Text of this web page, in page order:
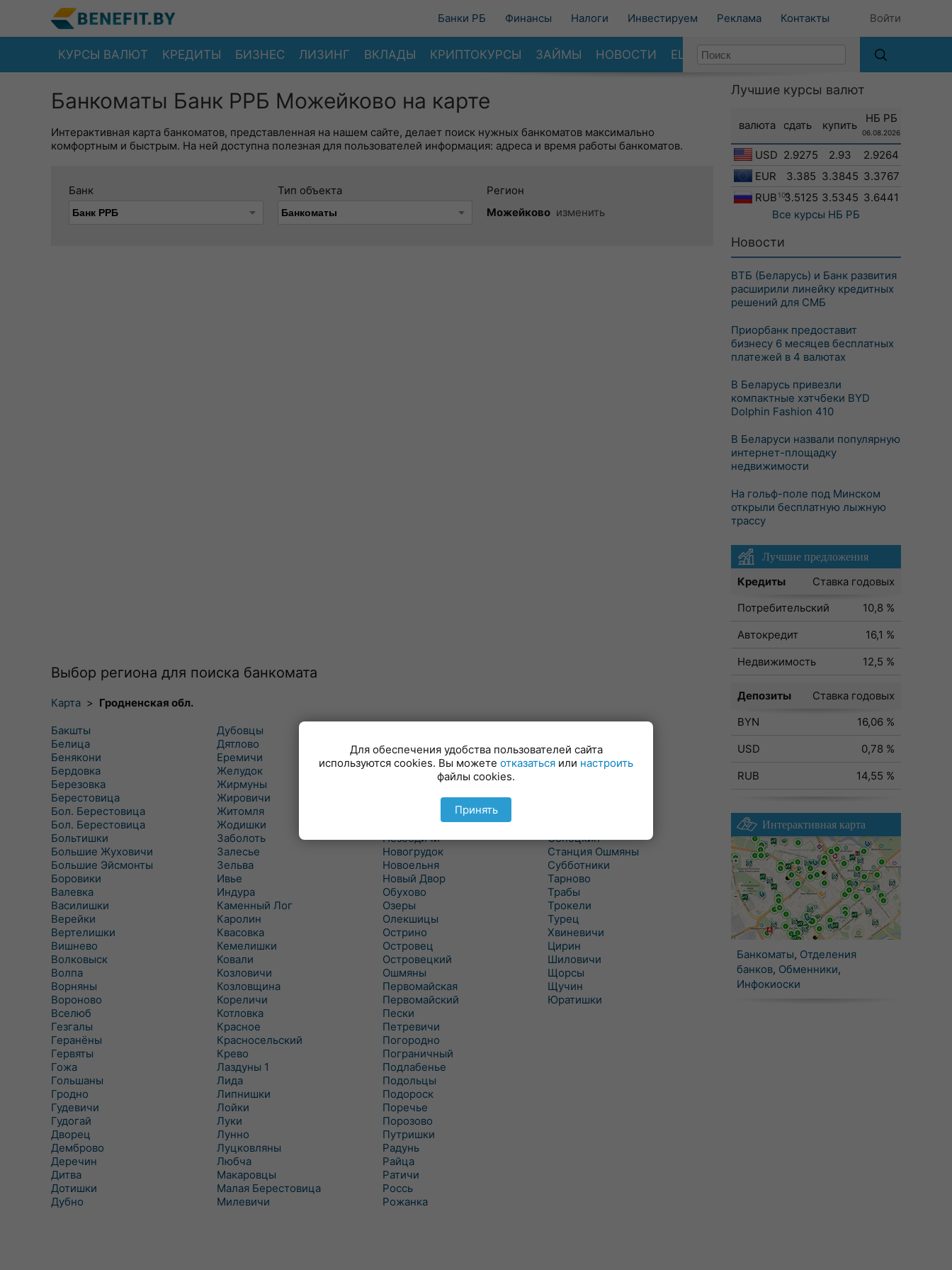
Банки РБ Финансы Налоги Инвестируем Реклама Контакты Войти
КУРСЫ ВАЛЮТ КРЕДИТЫ БИЗНЕС ЛИЗИНГ ВКЛАДЫ КРИПТОКУРСЫ ЗАЙМЫ НОВОСТИ ЕЩЕ
Банкоматы Банк РРБ Можейково на карте
Интерактивная карта банкоматов, представленная на нашем сайте, делает поиск нужных банкоматов максимально
комфортным и быстрым. На ней доступна полезная для пользователей информация: адреса и время работы банкоматов.
Банк Тип объекта
Регион
Можейково изменить
Выбор региона для поиска банкомата
Карта > Гродненская обл.
Бакшты
Белица
Бенякони
Бердовка
Березовка
Берестовица
Бол. Берестовица
Бол. Берестовица
Больтишки
Большие Жуховичи
Большие Эйсмонты
Боровики
Валевка
Василишки
Верейки
Вертелишки
Вишнево
Волковыск
Волпа
Ворняны
Вороново
Вселюб
Гезгалы
Геранёны
Гервяты
Гожа
Гольшаны
Гродно
Гудевичи
Гудогай
Дворец
Демброво
Деречин
Дитва
Дотишки
Дубно
Дубовцы
Дятлово
Еремичи
Желудок
Жирмуны
Жировичи
Житомля
Жодишки
Заболоть
Залесье
Зельва
Ивье
Индура
Каменный Лог
Каролин
Квасовка
Кемелишки
Ковали
Козловичи
Козловщина
Кореличи
Котловка
Красное
Красносельский
Крево
Лаздуны 1
Лида
Липнишки
Лойки
Луки
Лунно
Луцковляны
Любча
Макаровцы
Малая Берестовица
Милевичи
Мир
Михалишки
Можейково
Мосты Правые
Незбодичи
Новогрудок
Новоельня
Новый Двор
Обухово
Озеры
Олекшицы
Острино
Островец
Островецкий
Ошмяны
Первомайская
Первомайский
Пески
Петревичи
Погородно
Пограничный
Подлабенье
Подольцы
Подороск
Поречье
Порозово
Путришки
Радунь
Райца
Ратичи
Роcсь
Рожанка
Свислочь
Скидель
Скрибовцы
Сопоцкин
Станция Ошмяны
Субботники
Тарново
Трабы
Трокели
Турец
Хвиневичи
Цирин
Шиловичи
Щорсы
Щучин
Юратишки
Лучшие курсы валют
валюта сдать купить
НБ РБ
06.08.2026
USD 2.9275 2.93
2.9264
EUR
3.385 3.3845 3.3767
RUB 1003.5125 3.5345 3.6441
Все курсы НБ РБ
Новости
ВТБ (Беларусь) и Банк развития
расширили линейку кредитных
решений для СМБ
Приорбанк предоставит
бизнесу 6 месяцев бесплатных
платежей в 4 валютах
В Беларусь привезли
компактные хэтчбеки BYD
Dolphin Fashion 410
В Беларуси назвали популярную
интернет-площадку
недвижимости
На гольф-поле под Минском
открыли бесплатную лыжную
трассу
Лучшие предложения
Кредиты
Ставка годовых
Потребительский
10,8 %
Автокредит
16,1 %
Недвижимость
12,5 %
Депозиты
Ставка годовых
BYN
16,06 %
USD
0,78 %
RUB
14,55 %
Интерактивная карта
Банкоматы, Отделения
банков, Обменники,
Инфокиоски
Для обеспечения удобства пользователей сайта
используются cookies. Вы можете отказаться или настроить
файлы cookies.
Принять